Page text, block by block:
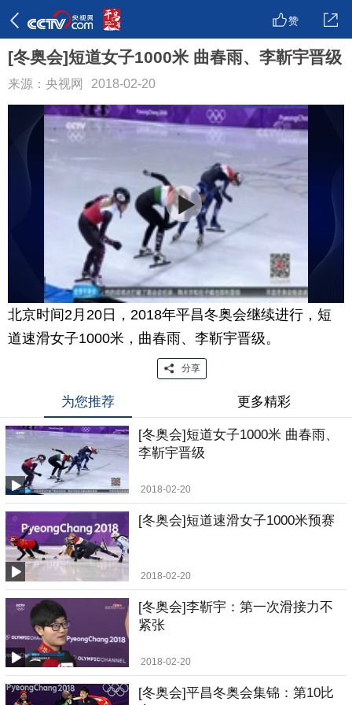
赞
[冬奥会]短道女子1000米 曲春雨、李靳宇晋级
来源：央视网 2018-02-20
北京时间2月20日，2018年平昌冬奥会继续进行，短
道速滑女子1000米，曲春雨、李靳宇晋级。
分享
为您推荐 更多精彩
[冬奥会]短道女子1000米 曲春雨、
李靳宇晋级
2018-02-20
[冬奥会]短道速滑女子1000米预赛
2018-02-20
[冬奥会]李靳宇：第一次滑接力不
紧张
2018-02-20
[冬奥会]平昌冬奥会集锦：第10比